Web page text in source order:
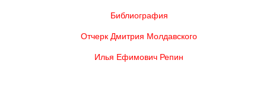
Библиография
Отчерк Дмитрия Молдавского
Илья Ефимович Репин